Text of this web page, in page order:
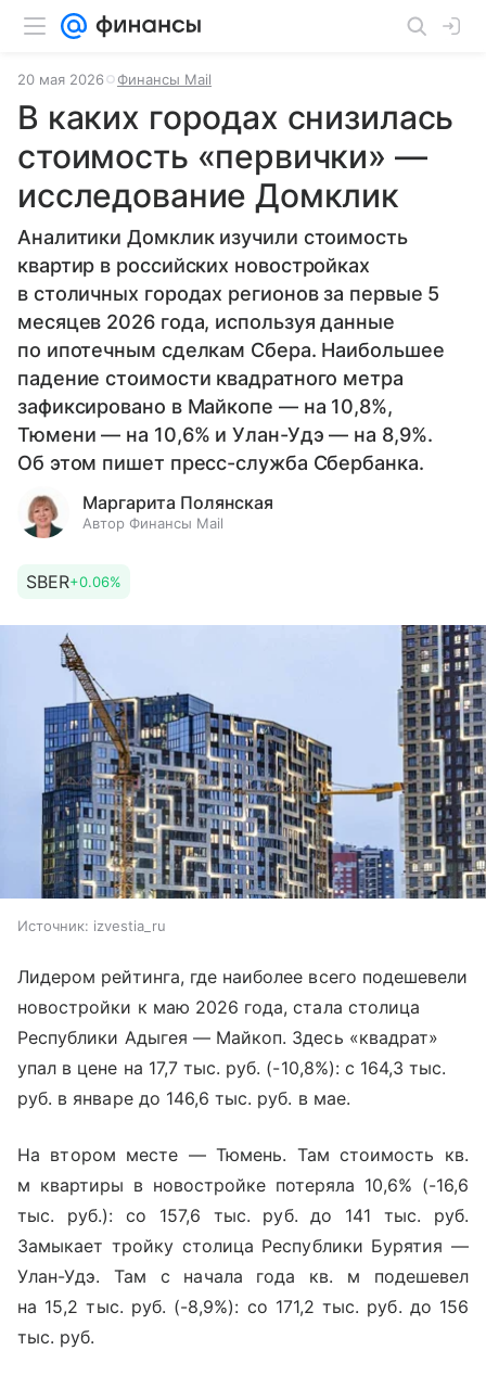
20 мая 2026 Финансы Mail
В каких городах снизилась
стоимость «первички» —
исследование Домклик
Аналитики Домклик изучили стоимость
квартир в российских новостройках
в столичных городах регионов за первые 5
месяцев 2026 года, используя данные
по ипотечным сделкам Сбера. Наибольшее
падение стоимости квадратного метра
зафиксировано в Майкопе — на 10,8%,
Тюмени — на 10,6% и Улан-Удэ — на 8,9%.
Об этом пишет пресс-служба Сбербанка.
Маргарита Полянская
Автор Финансы Mail
SBER+0.06%
Источник: izvestia_ru
Лидером рейтинга, где наиболее всего подешевели
новостройки к маю 2026 года, стала столица
Республики Адыгея — Майкоп. Здесь «квадрат»
упал в цене на 17,7 тыс. руб. (-10,8%): с 164,3 тыс.
руб. в январе до 146,6 тыс. руб. в мае.
На втором месте — Тюмень. Там стоимость кв.
м квартиры в новостройке потеряла 10,6% (-16,6
тыс. руб.): со 157,6 тыс. руб. до 141 тыс. руб.
Замыкает тройку столица Республики Бурятия —
Улан-Удэ. Там с начала года кв. м подешевел
на 15,2 тыс. руб. (-8,9%): со 171,2 тыс. руб. до 156
тыс. руб.